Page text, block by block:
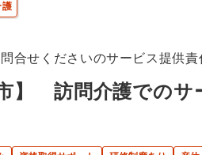
護
せくださいのサービス提供責
】 訪問介護でのサ